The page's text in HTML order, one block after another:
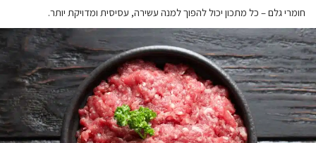
חומרי גלם – כל מתכון יכול להפוך למנה עשירה, עסיסית ומדויקת יותר.